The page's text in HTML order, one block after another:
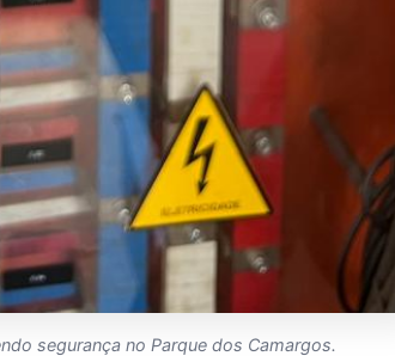
segurança no Parque dos Camargos.